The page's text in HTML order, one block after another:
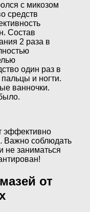
с микозом
средств
Состав
2 раза в
один раз в
и ногти.
ванночки.
эффективно
Важно соблюдать
не заниматься
от